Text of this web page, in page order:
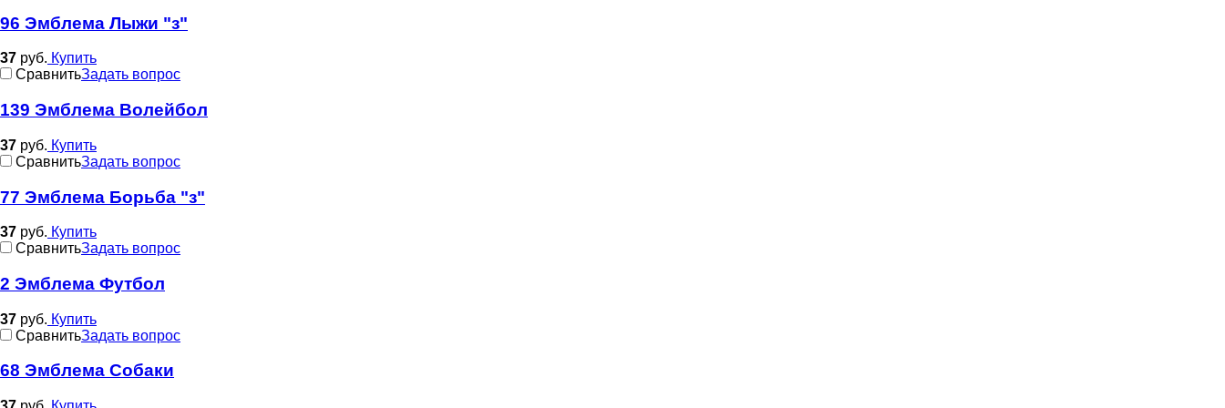
96 Эмблема Лыжи "з"
37 руб. Купить
CравнитьЗадать вопрос
139 Эмблема Волейбол
37 руб. Купить
CравнитьЗадать вопрос
77 Эмблема Борьба "з"
37 руб. Купить
CравнитьЗадать вопрос
2 Эмблема Футбол
37 руб. Купить
CравнитьЗадать вопрос
68 Эмблема Собаки